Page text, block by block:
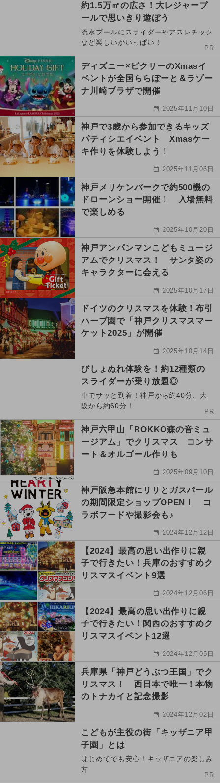
約1.5万㎡の広さ！大レジャープ
ールで思いきり遊ぼう
流水プールにスライダーやアスレチック
など楽しいがいっぱい！
PR
ディズニー×ピクサーのXmasイ
ベントが全国ららぽーと＆ラゾー
ナ川崎プラザで開催
2025年11月10日
神戸で3歳から参加できるキッズ
パティシエイベント Xmasケー
キ作りを体験しよう！
2025年11月06日
神戸メリケンパークで約500機の
ドローンショー開催！ 入場無料
で楽しめる
2025年10月20日
神戸アンパンマンこどもミュージ
アムでクリスマス！ サンタ姿の
キャラクターに会える
2025年10月17日
ドイツのクリスマスを体験！布引
ハーブ園で「神戸クリスマスマー
ケット2025」が開催
2025年10月14日
びしょぬれ体験を！約12種類の
スライダーが乗り放題◎
車でサッと到着！神戸から約40分、大
阪から約60分！
PR
神戸六甲山「ROKKO森の音ミュ
ージアム」でクリスマス コンサ
ート＆オルゴール作りも
2025年09月10日
神戸阪急本館にリサとガスパール
の期間限定ショップOPEN！ コ
ラボフードや撮影会も♪
2024年12月12日
【2024】最高の思い出作りに親
子で行きたい！兵庫のおすすめク
リスマスイベント9選
2024年12月06日
【2024】最高の思い出作りに親
子で行きたい！関西のおすすめク
リスマスイベント12選
2024年12月05日
兵庫県「神戸どうぶつ王国」でク
リスマス！ 西日本で唯一！本物
のトナカイと記念撮影
2024年12月02日
こどもが主役の街「キッザニア甲
子園」とは
はじめてでも安心！キッザニアの楽しみ
方
PR